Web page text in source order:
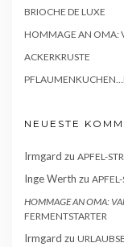
BRIOCHE DE LUXE
HOMMAGE AN OMA:
ACKERKRUSTE
NEUESTE
Irmgard zu APFEL-
Inge Werth zu APFEL-
HOMMAGE AN OMA:
FERMENTSTARTER
Irmgard zu